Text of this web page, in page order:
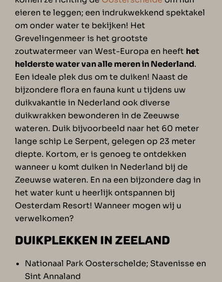
eieren te leggen; een indrukwekkend spektakel
om onder water te bekijken! Het
Grevelingenmeer is het grootste
zoutwatermeer van West-Europa en heeft het
helderste water van alle meren in Nederland.
Een ideale plek dus om te duiken! Naast de
bijzondere flora en fauna kunt u tijdens uw
duikvakantie in Nederland ook diverse
duikwrakken bewonderen in de Zeeuwse
wateren. Duik bijvoorbeeld naar het 60 meter
lange schip Le Serpent, gelegen op 23 meter
diepte. Kortom, er is genoeg te ontdekken
wanneer u komt duiken in Nederland bij de
Zeeuwse wateren. En na een bijzondere dag in
het water kunt u heerlijk ontspannen bij
Oesterdam Resort! Wanneer mogen wij u
verwelkomen?
DUIKPLEKKEN IN ZEELAND
Nationaal Park Oosterschelde; Stavenisse en
Sint Annaland